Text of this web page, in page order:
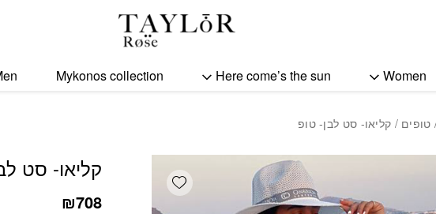
Women
Here come’s the sun
Mykonos collection
טופים / קליאו- סט לבן- טופ
קליאו- סט
₪708
Add wishlist